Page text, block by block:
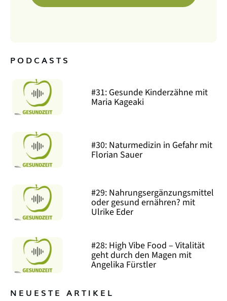
PODCASTS
#31: Gesunde Kinderzähne mit
Maria Kageaki
#30: Naturmedizin in Gefahr mit
Florian Sauer
#29: Nahrungsergänzungsmittel
oder gesund ernähren? mit
Ulrike Eder
#28: High Vibe Food – Vitalität
geht durch den Magen mit
Angelika Fürstler
NEUESTE ARTIKEL